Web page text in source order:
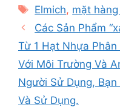
Tags
️Elmich, mặt
Các Sản Phẩm
Từ 1 Hạt Nhựa
Với Môi Trường Và
Người Sử Dụng,
Và Sử Dụng.